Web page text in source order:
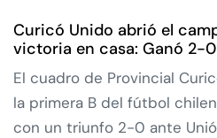
Curicó Unido abrió el
victoria en casa: Ganó 2-0
El cuadro de Provincial
la primera B del fútbol
con un triunfo 2-0 ante